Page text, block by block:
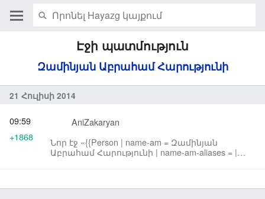
Էջի պատմություն
Զամինյան Աբրահամ Հարությունի
21 Հուլիսի 2014
AniZakaryan
Նոր էջ «{{Person | name-am = Զամինյան
Աբրահամ Հարությունի | name-am-aliases = |
09:59
+1868